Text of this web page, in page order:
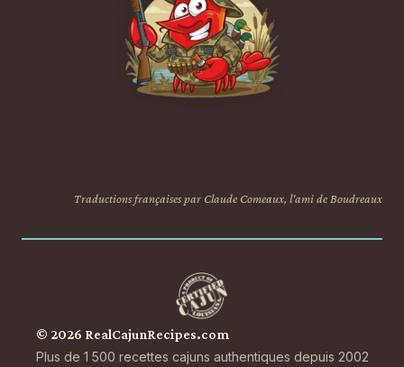
Traductions françaises par Claude Comeaux, l'ami de Boudreaux
© 2026 RealCajunRecipes.com
Plus de 1 500 recettes cajuns authentiques depuis 2002